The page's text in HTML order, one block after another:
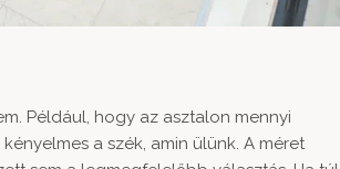
Például, hogy az asztalon mennyi
a szék, amin ülünk. A méret